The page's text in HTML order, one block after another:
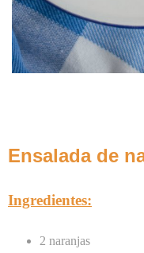
Ensalada de
Ingredientes:
2 naranjas